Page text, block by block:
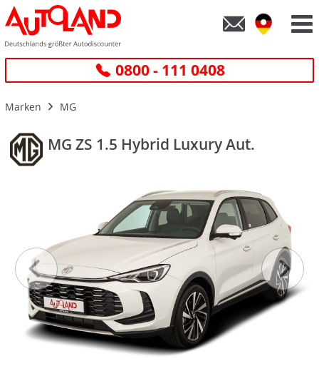
0800 - 111 0408
Marken MG
MG ZS 1.5 Hybrid Luxury Aut.